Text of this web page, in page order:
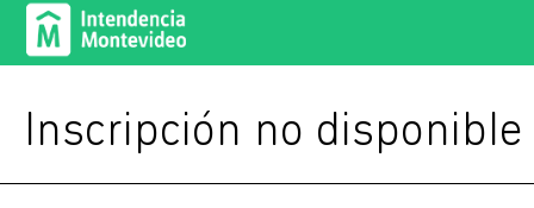
Inscripción no disponible